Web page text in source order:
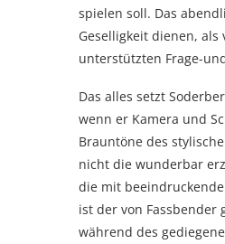
spielen soll. Das
Geselligkeit dienen,
unterstützten Frage-
Das alles setzt
wenn er Kamera und
Brauntöne des
nicht die wunderbar
die mit
ist der von Fassbender
während des